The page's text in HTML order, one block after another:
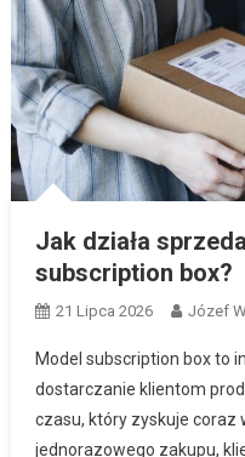
Jak działa
subscription box?
21 Lipca 2026 Józef
Model subscription box to
dostarczanie klientom
czasu, który zyskuje coraz
jednorazowego zakupu,